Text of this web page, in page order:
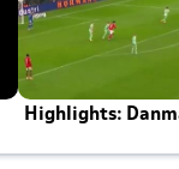
Highlights: